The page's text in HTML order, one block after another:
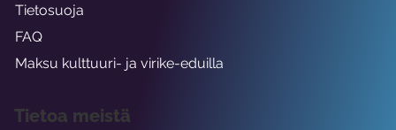
Tietosuoja
FAQ
Maksu kulttuuri- ja virike-eduilla
Tietoa meistä